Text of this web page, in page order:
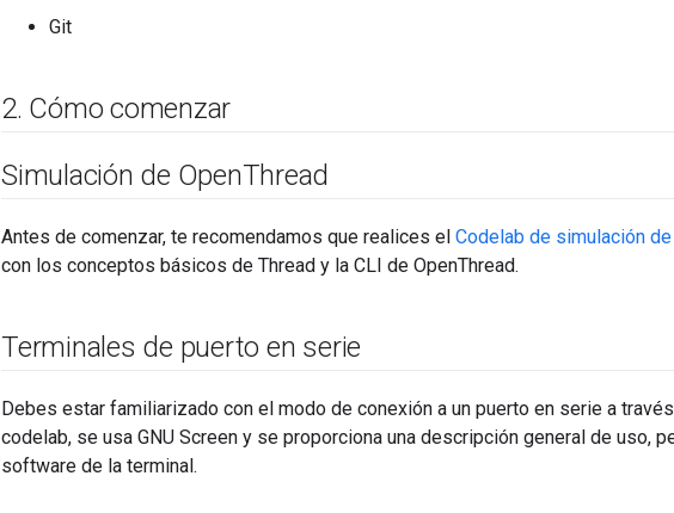
Git
2. Cómo comenzar
Simulación de OpenThread
Antes de comenzar, te recomendamos que realices el Codelab de simulación de
con los conceptos básicos de Thread y la CLI de OpenThread.
Terminales de puerto en serie
Debes estar familiarizado con el modo de conexión a un puerto en serie a
codelab, se usa GNU Screen y se proporciona una descripción general de uso,
software de la terminal.